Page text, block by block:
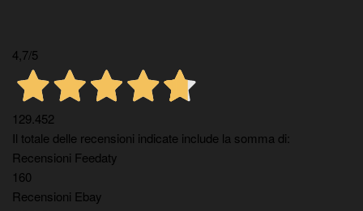
4,7/5
129.452
Il totale delle recensioni indicate include la somma di:
Recensioni Feedaty
160
Recensioni Ebay